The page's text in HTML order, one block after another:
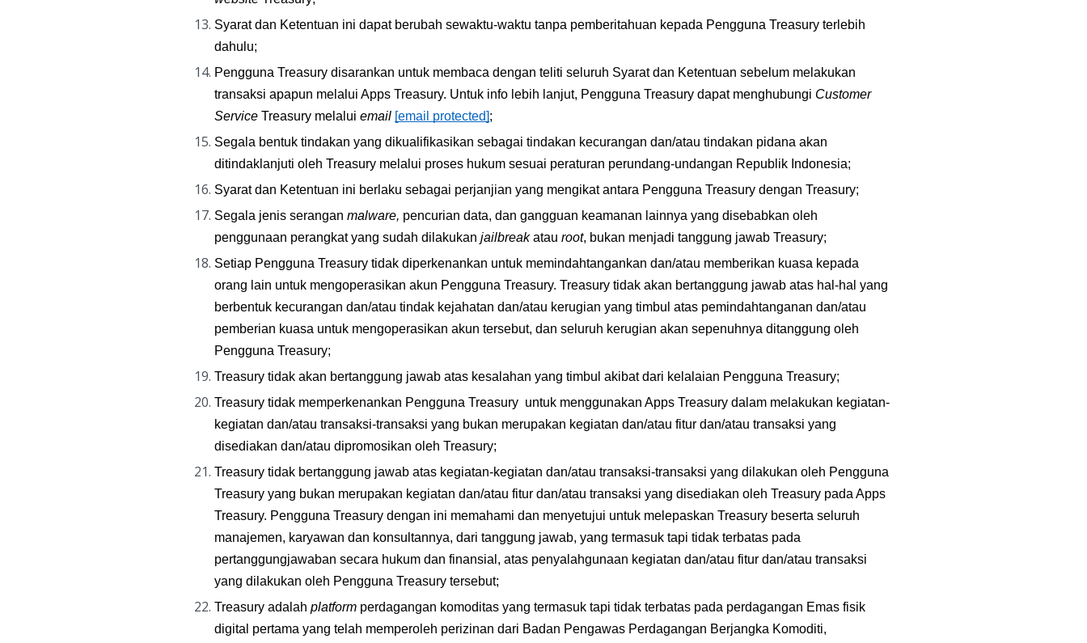
Syarat dan Ketentuan ini dapat berubah sewaktu-waktu tanpa pemberitahuan kepada Pengguna Treasury terlebih
dahulu;
Pengguna Treasury disarankan untuk membaca dengan teliti seluruh Syarat dan Ketentuan sebelum melakukan
transaksi apapun melalui Apps Treasury. Untuk info lebih lanjut, Pengguna Treasury dapat menghubungi Customer
Service Treasury melalui email [email protected];
Segala bentuk tindakan yang dikualifikasikan sebagai tindakan kecurangan dan/atau tindakan pidana akan
ditindaklanjuti oleh Treasury melalui proses hukum sesuai peraturan perundang-undangan Republik Indonesia;
Syarat dan Ketentuan ini berlaku sebagai perjanjian yang mengikat antara Pengguna Treasury dengan Treasury;
Segala jenis serangan malware, pencurian data, dan gangguan keamanan lainnya yang disebabkan oleh
penggunaan perangkat yang sudah dilakukan jailbreak atau root, bukan menjadi tanggung jawab Treasury;
Setiap Pengguna Treasury tidak diperkenankan untuk memindahtangankan dan/atau memberikan kuasa kepada
orang lain untuk mengoperasikan akun Pengguna Treasury. Treasury tidak akan bertanggung jawab atas hal-hal yang
berbentuk kecurangan dan/atau tindak kejahatan dan/atau kerugian yang timbul atas pemindahtanganan dan/atau
pemberian kuasa untuk mengoperasikan akun tersebut, dan seluruh kerugian akan sepenuhnya ditanggung oleh
Pengguna Treasury;
Treasury tidak akan bertanggung jawab atas kesalahan yang timbul akibat dari kelalaian Pengguna Treasury;
Treasury tidak memperkenankan Pengguna Treasury  untuk menggunakan Apps Treasury dalam melakukan kegiatan-
kegiatan dan/atau transaksi-transaksi yang bukan merupakan kegiatan dan/atau fitur dan/atau transaksi yang
disediakan dan/atau dipromosikan oleh Treasury;
Treasury tidak bertanggung jawab atas kegiatan-kegiatan dan/atau transaksi-transaksi yang dilakukan oleh Pengguna
Treasury yang bukan merupakan kegiatan dan/atau fitur dan/atau transaksi yang disediakan oleh Treasury pada Apps
Treasury. Pengguna Treasury dengan ini memahami dan menyetujui untuk melepaskan Treasury beserta seluruh
manajemen, karyawan dan konsultannya, dari tanggung jawab, yang termasuk tapi tidak terbatas pada
pertanggungjawaban secara hukum dan finansial, atas penyalahgunaan kegiatan dan/atau fitur dan/atau transaksi
yang dilakukan oleh Pengguna Treasury tersebut;
Treasury adalah platform perdagangan komoditas yang termasuk tapi tidak terbatas pada perdagangan Emas fisik
digital pertama yang telah memperoleh perizinan dari Badan Pengawas Perdagangan Berjangka Komoditi,